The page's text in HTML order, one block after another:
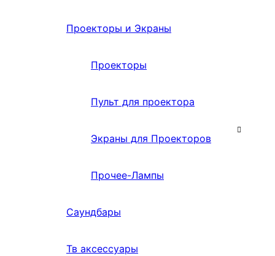
Проекторы и Экраны
Проекторы
Пульт для проектора
Экраны для Проекторов
Прочее-Лампы
Саундбары
Тв аксессуары